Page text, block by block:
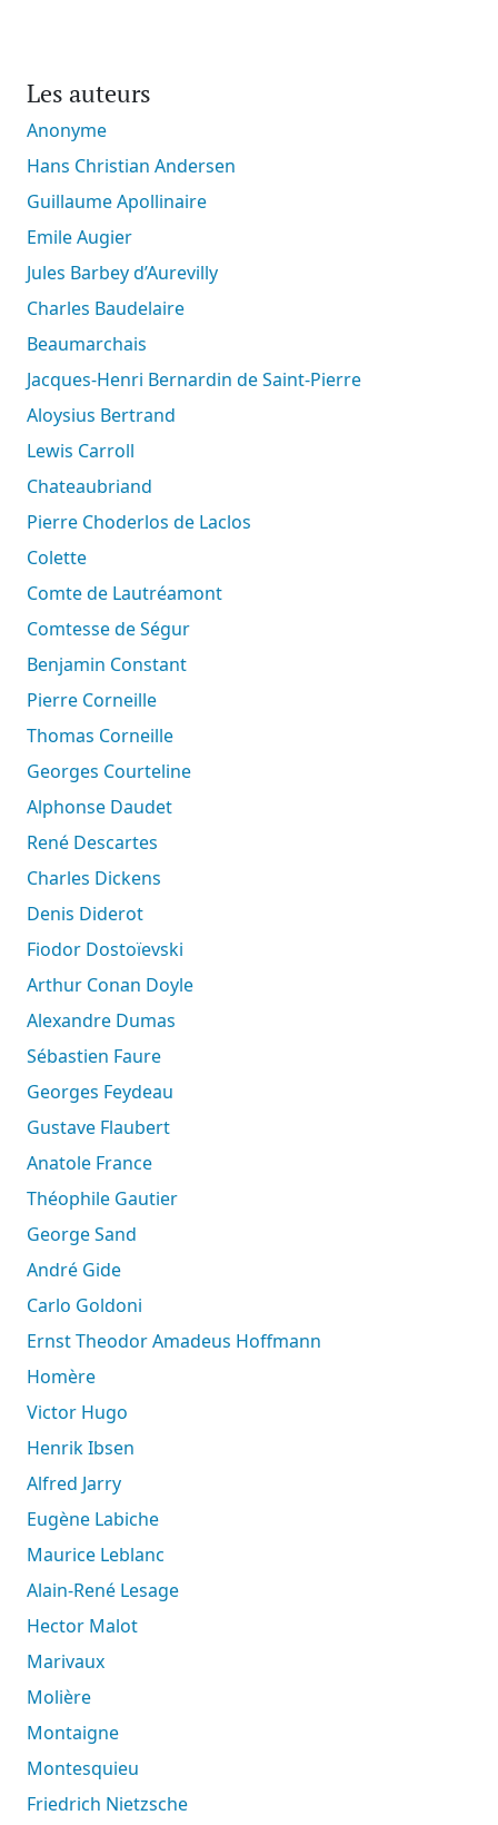
Les auteurs
Anonyme
Hans Christian Andersen
Guillaume Apollinaire
Emile Augier
Jules Barbey d’Aurevilly
Charles Baudelaire
Beaumarchais
Jacques-Henri Bernardin de Saint-Pierre
Aloysius Bertrand
Lewis Carroll
Chateaubriand
Pierre Choderlos de Laclos
Colette
Comte de Lautréamont
Comtesse de Ségur
Benjamin Constant
Pierre Corneille
Thomas Corneille
Georges Courteline
Alphonse Daudet
René Descartes
Charles Dickens
Denis Diderot
Fiodor Dostoïevski
Arthur Conan Doyle
Alexandre Dumas
Sébastien Faure
Georges Feydeau
Gustave Flaubert
Anatole France
Théophile Gautier
George Sand
André Gide
Carlo Goldoni
Ernst Theodor Amadeus Hoffmann
Homère
Victor Hugo
Henrik Ibsen
Alfred Jarry
Eugène Labiche
Maurice Leblanc
Alain-René Lesage
Hector Malot
Marivaux
Molière
Montaigne
Montesquieu
Friedrich Nietzsche